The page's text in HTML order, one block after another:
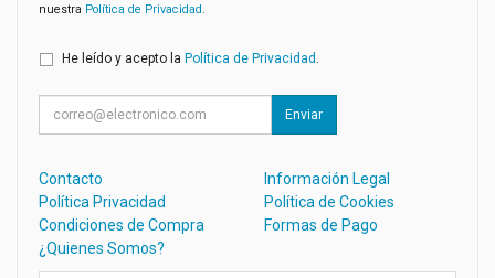
nuestra Política de Privacidad .
He leído y acepto la Política de Privacidad
Enviar
Contacto
Información Legal
Política Privacidad
Política de Cookies
Condiciones de Compra
Formas de Pago
¿Quienes Somos?